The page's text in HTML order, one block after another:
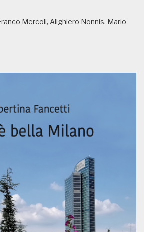
Mercoli, Alighiero Nonnis, Mario